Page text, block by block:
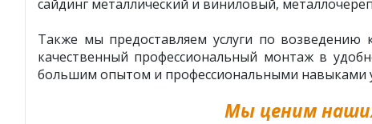
сайдинг металлический и виниловый,
Также мы предоставляем услуги по
качественный профессиональный монтаж в
большим опытом и профессиональными навыками
Мы ценим